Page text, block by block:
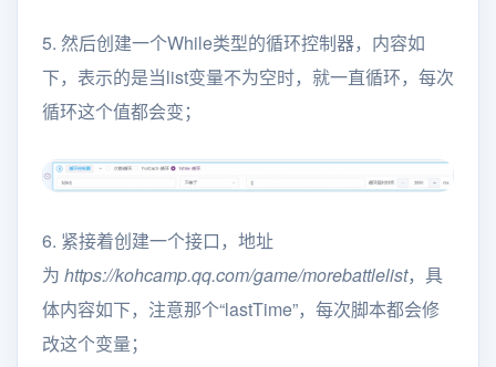
5. 然后创建一个While类型的循环控制器，内容如
下，表示的是当list变量不为空时，就一直循环，每次
循环这个值都会变；
6. 紧接着创建一个接口，地址
为 https://kohcamp.qq.com/game/morebattlelist，具
体内容如下，注意那个“lastTime”，每次脚本都会修
改这个变量；